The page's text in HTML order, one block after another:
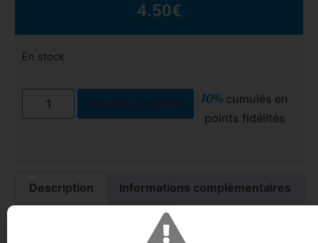
4.50€
En stock
Ajouter au panier 10% cumulés en
points fidélités
Description Informations complémentaires
Trusted Shops Reviews